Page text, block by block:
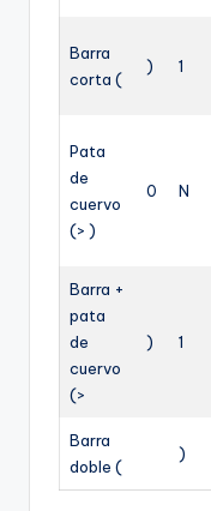
Barra
corta (
) 1
Pata
de
cuervo
(> )
0 N
Barra +
pata
de
cuervo
(>
) 1
Barra
doble (
)